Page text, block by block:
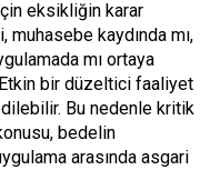
eksikliğin karar
muhasebe kaydında mı,
mı ortaya
bir düzeltici faaliyet
Bu nedenle kritik
bedelin
arasında asgari